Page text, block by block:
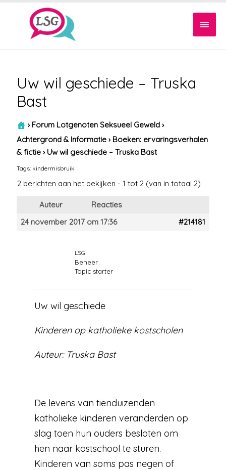
Uw wil geschiede – Truska
Bast
› Forum Lotgenoten Seksueel Geweld ›
Achtergrond & Informatie › Boeken: ervaringsverhalen
& fictie › Uw wil geschiede – Truska Bast
Tags: kindermisbruik
2 berichten aan het bekijken - 1 tot 2 (van in totaal 2)
Auteur
Reacties
24 november 2017 om 17:36
#214181
LSG
Beheer
Topic starter
Uw wil geschiede
Kinderen op katholieke kostscholen
Auteur: Truska Bast
De levens van tienduizenden
katholieke kinderen veranderden op
slag toen hun ouders besloten om
hen naar kostschool te sturen.
Kinderen van soms pas negen of